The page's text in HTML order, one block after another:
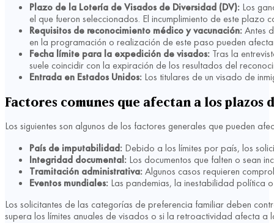
Plazo de la Lotería de Visados de Diversidad (DV): Los
el que fueron seleccionados. El incumplimiento de este
Requisitos de reconocimiento médico y vacunación:Antes
en la programación o realización de este paso pueden
Fecha límite para la expedición de visados: Tras la
suele coincidir con la expiración de los resultados del
Entrada en Estados Unidos: Los titulares de un visado de
Factores comunes que afectan a los
Los siguientes son algunos de los factores generales que pueden
País de imputabilidad: Debido a los límites por país, los
Integridad documental: Los documentos que falten o sean
Tramitación administrativa:Algunos casos requieren
Eventos mundiales: Las pandemias, la inestabilidad política
Los solicitantes de las categorías de preferencia familiar deben
supera los límites anuales de visados o si la retroactividad afecta a